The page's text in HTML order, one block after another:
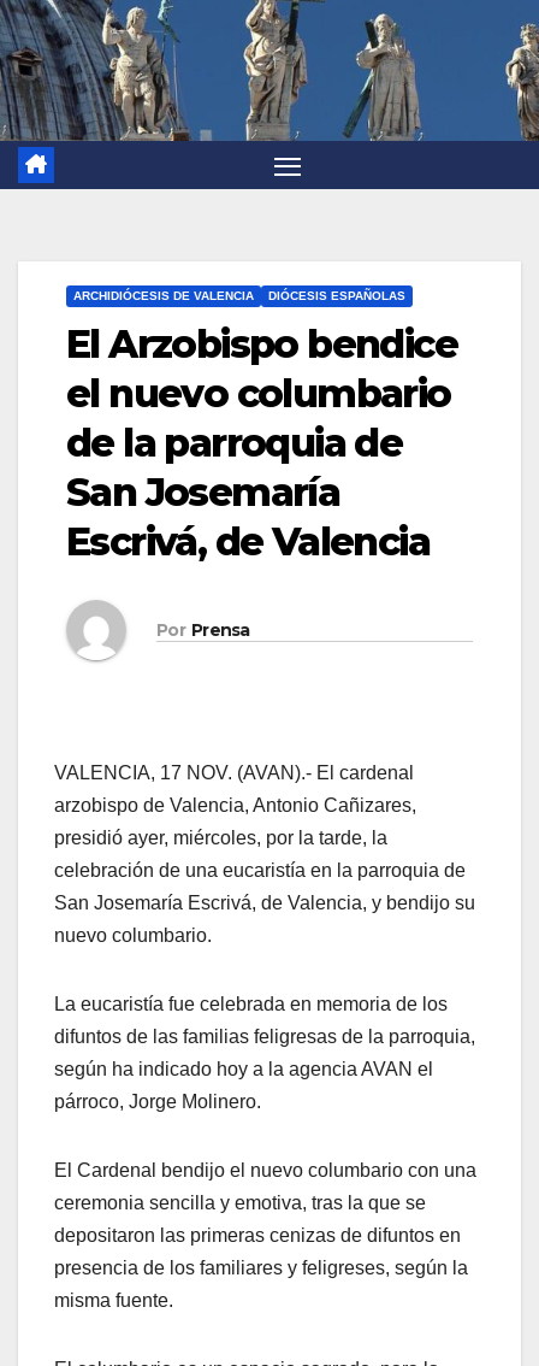
ARCHIDIÓCESIS DE VALENCIA DIÓCESIS ESPAÑOLAS
El Arzobispo bendice
el nuevo columbario
de la parroquia de
San Josemaría
Escrivá, de Valencia
Por Prensa
VALENCIA, 17 NOV. (AVAN).- El cardenal
arzobispo de Valencia, Antonio Cañizares,
presidió ayer, miércoles, por la tarde, la
celebración de una eucaristía en la parroquia de
San Josemaría Escrivá, de Valencia, y bendijo su
nuevo columbario.
La eucaristía fue celebrada en memoria de los
difuntos de las familias feligresas de la parroquia,
según ha indicado hoy a la agencia AVAN el
párroco, Jorge Molinero.
El Cardenal bendijo el nuevo columbario con una
ceremonia sencilla y emotiva, tras la que se
depositaron las primeras cenizas de difuntos en
presencia de los familiares y feligreses, según la
misma fuente.